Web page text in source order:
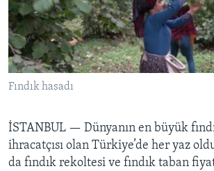
HAYATTAN
SANAT
BIZI TAKIP EDIN
Diller
Fındık hasadı
İSTANBUL — Dünyanın en büyük
ihracatçısı olan Türkiye’de her yaz
da fındık rekoltesi ve fındık taban